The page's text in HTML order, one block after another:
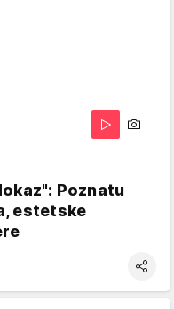
Poznatu
estetske